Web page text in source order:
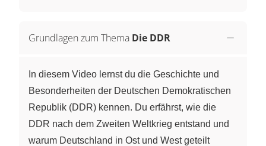
Grundlagen zum Thema Die DDR
In diesem Video lernst du die Geschichte und
Besonderheiten der Deutschen Demokratischen
Republik (DDR) kennen. Du erfährst, wie die
DDR nach dem Zweiten Weltkrieg entstand und
warum Deutschland in Ost und West geteilt